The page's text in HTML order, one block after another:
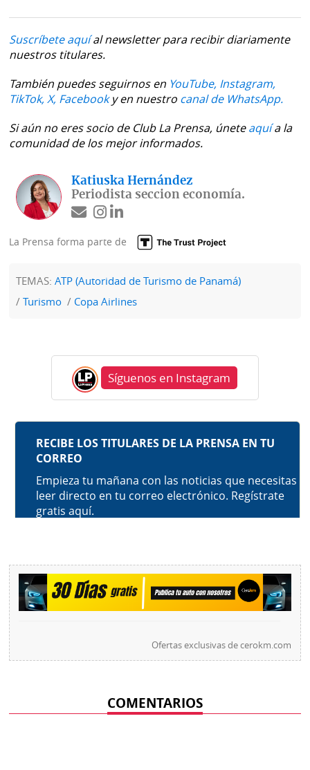
Suscríbete aquíal newsletter para recibir diariamente
nuestros titulares.
También puedes seguirnos en YouTube, Instagram,
TikTok, X, Facebooky en nuestro canal de WhatsApp.
Si aún no eres socio de Club La Prensa, úneteaquía la
comunidad de los mejor informados.
Katiuska Hernández
Periodista seccion economía.
La Prensa forma parte de
TEMAS:ATP (Autoridad de Turismo de Panamá)
Turismo
Copa Airlines
Síguenos en Instagram
Ofertas exclusivas decerokm.com
COMENTARIOS